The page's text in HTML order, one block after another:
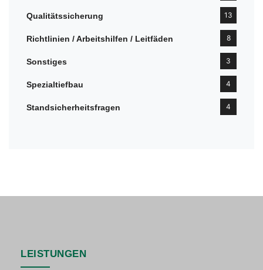
Qualitätssicherung 13
Richtlinien / Arbeitshilfen / Leitfäden 8
Sonstiges 3
Spezialtiefbau 4
Standsicherheitsfragen 4
LEISTUNGEN